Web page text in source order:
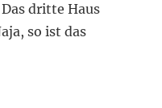
dritte Haus
so ist das